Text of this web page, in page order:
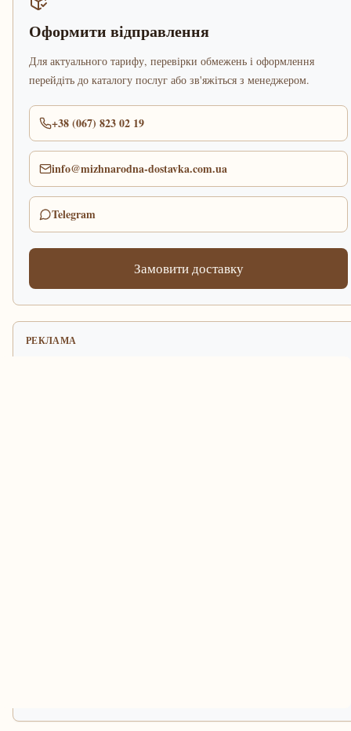
Оформити відправлення
Для актуального тарифу, перевірки обмежень і оформлення
перейдіть до каталогу послуг або зв'яжіться з менеджером.
+38 (067) 823 02 19
info@mizhnarodna-dostavka.com.ua
Telegram
Замовити доставку
РЕКЛАМА